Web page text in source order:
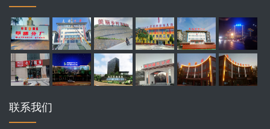
联系我们